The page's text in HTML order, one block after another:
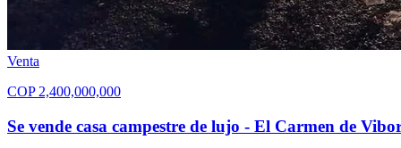
Venta
COP 2,400,000,000
Se vende casa campestre de lujo - El Carmen de